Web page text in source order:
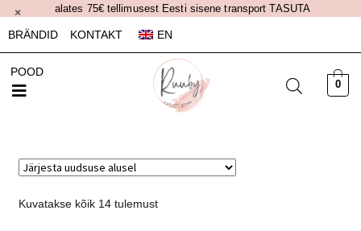
alates 75€ tellimusest Eesti sisene transport TASUTA
×
BRÄNDID
KONTAKT EN
POOD
0
Kuvatakse kõik 14 tulemust